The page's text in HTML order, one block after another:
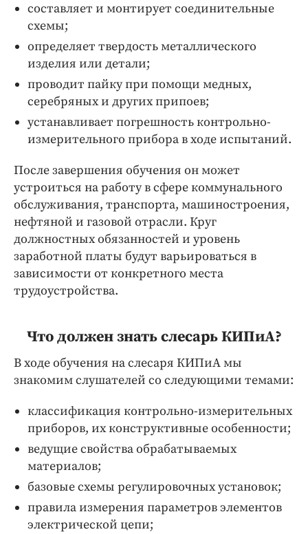
составляет и монтирует соединительные
схемы;
определяет твердость металлического
изделия или детали;
проводит пайку при помощи медных,
серебряных и других припоев;
устанавливает погрешность контрольно-
измерительного прибора в ходе испытаний.
После завершения обучения он может
устроиться на работу в сфере коммунального
обслуживания, транспорта, машиностроения,
нефтяной и газовой отрасли. Круг
должностных обязанностей и уровень
заработной платы будут варьироваться в
зависимости от конкретного места
трудоустройства.
Что должен знать слесарь КИПиА?
В ходе обучения на слесаря КИПиА мы
знакомим слушателей со следующими темами:
классификация контрольно-измерительных
приборов, их конструктивные особенности;
ведущие свойства обрабатываемых
материалов;
базовые схемы регулировочных установок;
правила измерения параметров элементов
электрической цепи;